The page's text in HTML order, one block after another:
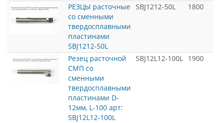
РЕЗЦЫ расточные
со сменными
твердосплавными
пластинами
SBJ1212-50L
SBJ1212-50L 1800
Резец расточной
СМП со
сменными
твердосплавными
пластинами D-
12мм, L-100 арт:
SBJ12L12-100L
SBJ12L12-100L 1900